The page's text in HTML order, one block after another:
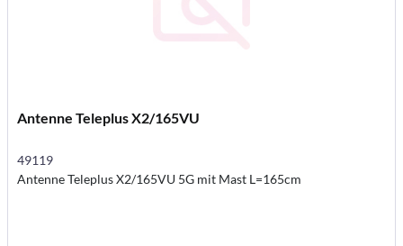
Antenne Teleplus X2/165VU
49119
Antenne Teleplus X2/165VU 5G mit Mast L=165cm